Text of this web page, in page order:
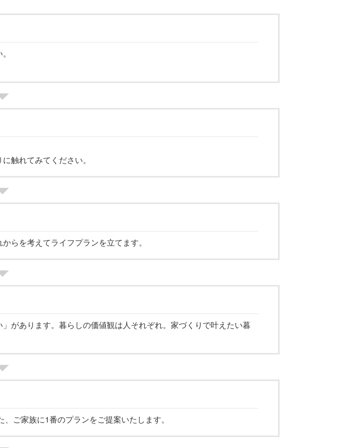
触れてみてください。
らを考えてライフプランを立てます。
があります。暮らしの価値観は人それぞれ。家づくりで叶えたい暮
ご家族に1番のプランをご提案いたします。